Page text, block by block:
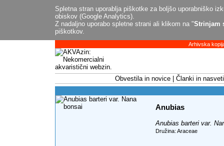
Spletna stran uporablja piškotke za boljšo uporabniško
obiskov (Google Analytics).
Z nadaljno uporabo spletne strani ali klikom na "Strinjam
piškotkov.
Arhivska
Obvestila in novice Članki in nasveti
Anubias
Anubias barteri var.
Družina: Araceae